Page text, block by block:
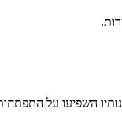
השפיעו על